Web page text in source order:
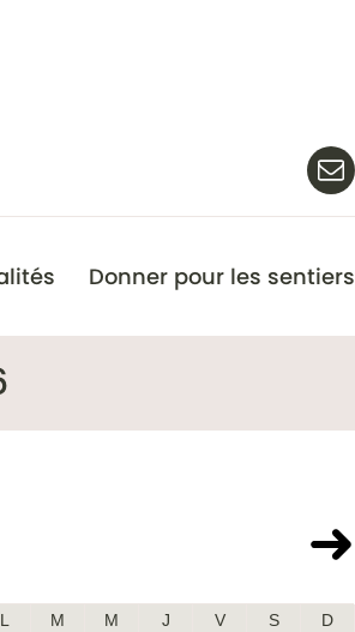
Donner pour les sentiers
L M M J V S
D